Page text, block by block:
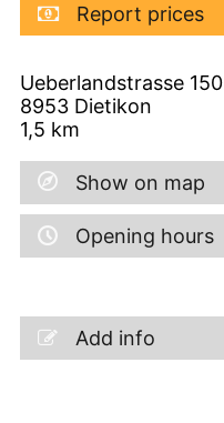
Report prices
Ueberlandstrasse 150
8953 Dietikon
1,5 km
Show on map
Opening hours
Add info